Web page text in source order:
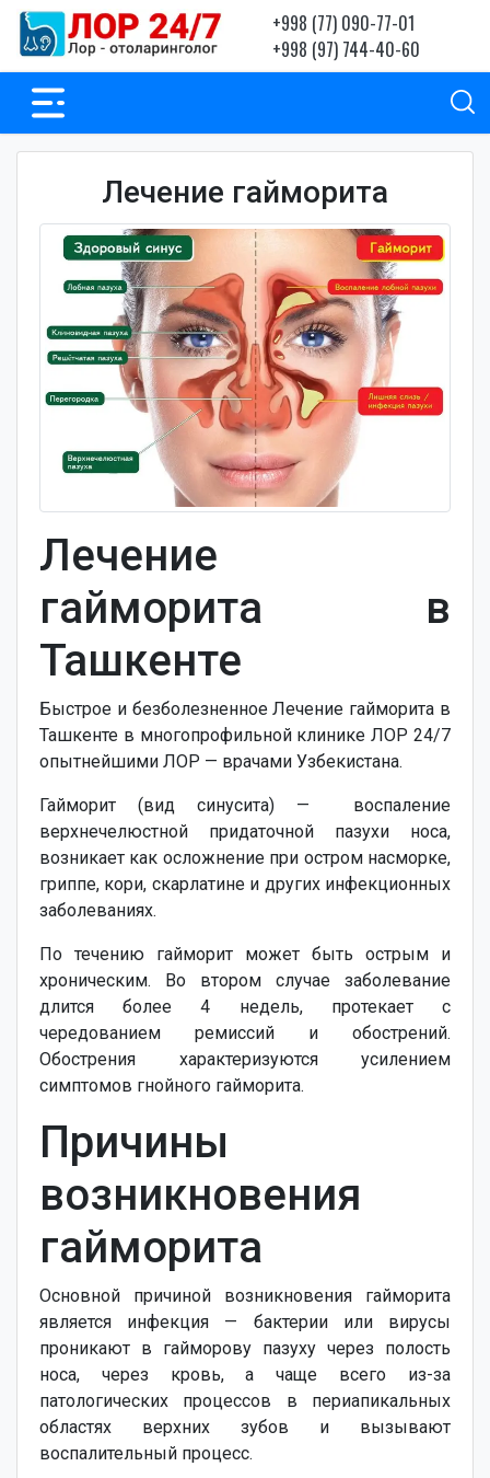
+998 (77) 090-77-01
+998 (97) 744-40-60
Лечение гайморита
Лечение
гайморита в
Ташкенте
Быстрое и безболезненное Лечение гайморита в
Ташкенте в многопрофильной клинике ЛОР 24/7
опытнейшими ЛОР — врачами Узбекистана.
Гайморит (вид синусита) — воспаление
верхнечелюстной придаточной пазухи носа,
возникает как осложнение при остром насморке,
гриппе, кори, скарлатине и других инфекционных
заболеваниях.
По течению гайморит может быть острым и
хроническим. Во втором случае заболевание
длится более 4 недель, протекает с
чередованием ремиссий и обострений.
Обострения характеризуются усилением
симптомов гнойного гайморита.
Причины
возникновения
гайморита
Основной причиной возникновения гайморита
является инфекция — бактерии или вирусы
проникают в гайморову пазуху через полость
носа, через кровь, а чаще всего из-за
патологических процессов в периапикальных
областях верхних зубов и вызывают
воспалительный процесс.